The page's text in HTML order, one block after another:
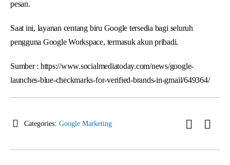
pesan.
Saat ini, layanan centang biru Google tersedia bagi seluruh
pengguna Google Workspace, termasuk akun pribadi.
Sumber : https://www.socialmediatoday.com/news/google-
launches-blue-checkmarks-for-verified-brands-in-gmail/649364/
Categories: Google Marketing